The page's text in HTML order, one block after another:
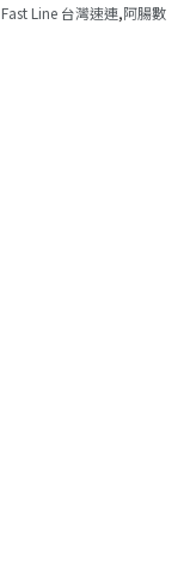
Fast Line 台灣速連,阿腸數